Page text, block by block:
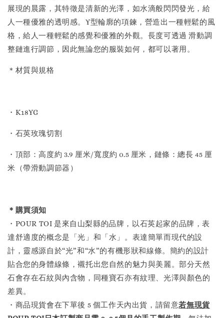
展現的晨露，其特徵是清新的光澤，如水滴般閃閃發光，給
人一種優雅的透明感。Y型輪廓的項鍊，營造出一種輕鬆的風
格，給人一種輕鬆的感覺和優雅的外觀。長度可透過 滑動調
整鏈進行調節，因此無論您的服裝如何，都可以著用。
＊材質與規格
・K18YG
・石英玫瑰切割
・頂部：高度約 3.9 厘米/寬度約 0.5 厘米，鏈條：總長 45 厘
米（帶滑動調節器）
＊購買須知
・POUR TOI 是來自山梨縣的品牌，以石英起家的品牌，表
達舒適度的概念是「光」和「水」。表達簡單而現代的設
計，靈感源自於“光”和“水”的有機形狀和線條。簡約的設計
貼合您的身體線條，襯托出您自然的魅力與美麗。部分天然
石會存在石紋與內含物，同種寶石亦有紋理、光澤與顏色的
差異。
・商品現貨會在下單後 5 個工作天內出貨，請留意若無現貨